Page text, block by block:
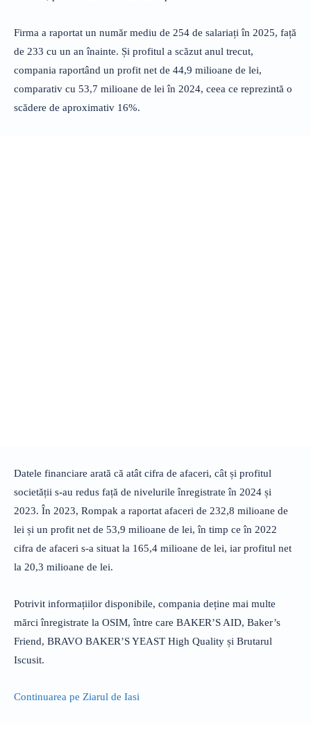
Firma a raportat un număr mediu de 254 de salariați în 2025, față
de 233 cu un an înainte. Și profitul a scăzut anul trecut,
compania raportând un profit net de 44,9 milioane de lei,
comparativ cu 53,7 milioane de lei în 2024, ceea ce reprezintă o
scădere de aproximativ 16%.
Datele financiare arată că atât cifra de afaceri, cât și profitul
societății s-au redus față de nivelurile înregistrate în 2024 și
2023. În 2023, Rompak a raportat afaceri de 232,8 milioane de
lei și un profit net de 53,9 milioane de lei, în timp ce în 2022
cifra de afaceri s-a situat la 165,4 milioane de lei, iar profitul net
la 20,3 milioane de lei.
Potrivit informațiilor disponibile, compania deține mai multe
mărci înregistrate la OSIM, între care BAKER’S AID, Baker’s
Friend, BRAVO BAKER’S YEAST High Quality și Brutarul
Iscusit.
Continuarea pe Ziarul de Iasi